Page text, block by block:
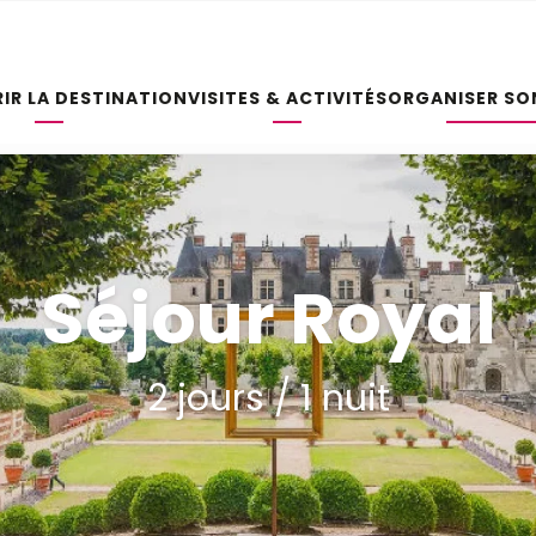
LA DESTINATIONVISITES & ACTIVITÉSORGANISER
Séjour Royal
2 jours / 1 nuit